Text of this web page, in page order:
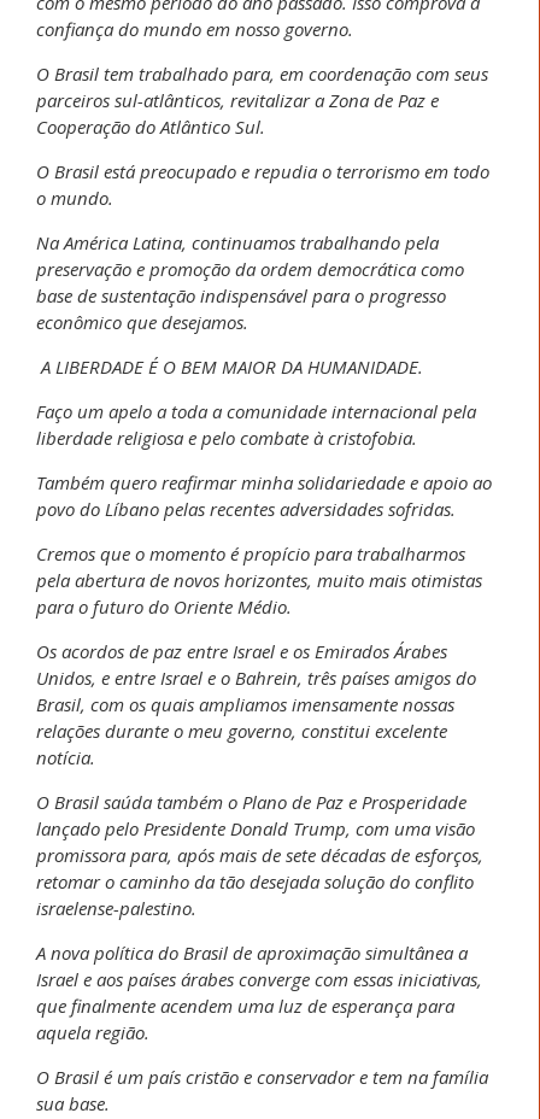
confiança do mundo em nosso governo.
O Brasil tem trabalhado para, em coordenação com seus
parceiros sul-atlânticos, revitalizar a Zona de Paz e
Cooperação do Atlântico Sul.
O Brasil está preocupado e repudia o terrorismo em todo
o mundo.
Na América Latina, continuamos trabalhando pela
preservação e promoção da ordem democrática como
base de sustentação indispensável para o progresso
econômico que desejamos.
A LIBERDADE É O BEM MAIOR DA HUMANIDADE.
Faço um apelo a toda a comunidade internacional pela
liberdade religiosa e pelo combate à cristofobia.
Também quero reafirmar minha solidariedade e apoio ao
povo do Líbano pelas recentes adversidades sofridas.
Cremos que o momento é propício para trabalharmos
pela abertura de novos horizontes, muito mais otimistas
para o futuro do Oriente Médio.
Os acordos de paz entre Israel e os Emirados Árabes
Unidos, e entre Israel e o Bahrein, três países amigos do
Brasil, com os quais ampliamos imensamente nossas
relações durante o meu governo, constitui excelente
notícia.
O Brasil saúda também o Plano de Paz e Prosperidade
lançado pelo Presidente Donald Trump, com uma visão
promissora para, após mais de sete décadas de esforços,
retomar o caminho da tão desejada solução do conflito
israelense-palestino.
A nova política do Brasil de aproximação simultânea a
Israel e aos países árabes converge com essas iniciativas,
que finalmente acendem uma luz de esperança para
aquela região.
O Brasil é um país cristão e conservador e tem na família
sua base.